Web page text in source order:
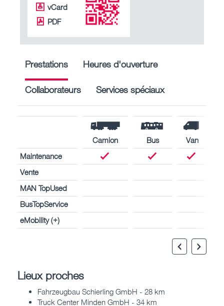
vCard
PDF
Prestations Heures d'ouverture
Collaborateurs Services spéciaux
Camion Bus
Van
Maintenance
Vente
MAN TopUsed
BusTopService
eMobility (+)
Lieux proches
Fahrzeugbau Schierling GmbH - 28 km
Truck Center Minden GmbH - 34 km